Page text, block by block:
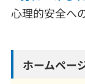
心理的安全へ
ホームペー